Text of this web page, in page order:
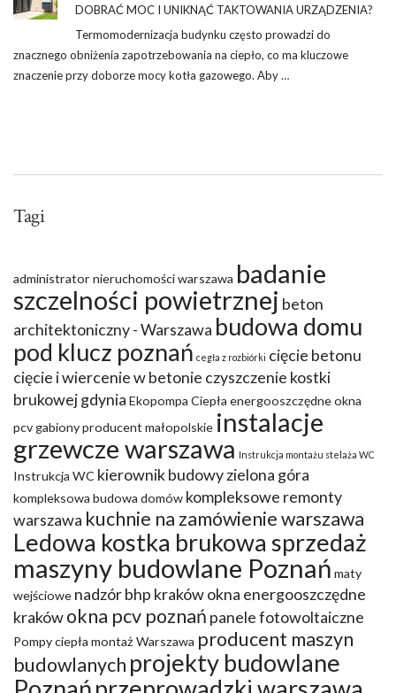
DOBRAĆ MOC I UNIKNĄĆ TAKTOWANIA URZĄDZENIA?
Termomodernizacja budynku często prowadzi do
znacznego obniżenia zapotrzebowania na ciepło, co ma kluczowe
znaczenie przy doborze mocy kotła gazowego. Aby …
Tagi
administrator nieruchomości warszawa badanie
szczelności powietrznej beton
architektoniczny - Warszawa budowa domu
pod klucz poznań cegła z rozbiórki cięcie betonu
cięcie i wiercenie w betonie czyszczenie kostki
brukowej gdynia Ekopompa Ciepła energooszczędne okna
pcvgabiony producent małopolskie instalacje
grzewcze warszawa Instrukcja montażu stelaża WC
Instrukcja WC kierownik budowy zielona góra
kompleksowa budowa domów kompleksowe remonty
warszawa kuchnie na zamówienie warszawa
Ledowa kostka brukowa sprzedaż
maszyny budowlane Poznań maty
wejściowe nadzór bhp krakówokna energooszczędne
krakówokna pcv poznań panele fotowoltaiczne
Pompy ciepła montaż Warszawa producent maszyn
budowlanych projekty budowlane